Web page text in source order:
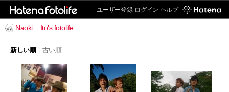
ユーザー登録 ログイン ヘルプ
Naoki__Ito's fotolife
新しい順 古い順